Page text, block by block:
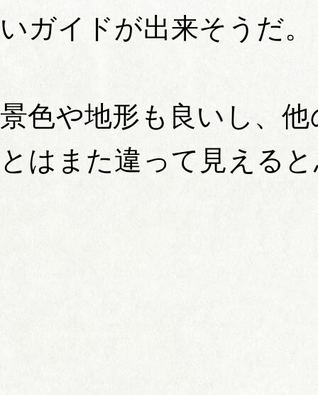
いガイドが出来そうだ。
景色や地形も良いし、
とはまた違って見える